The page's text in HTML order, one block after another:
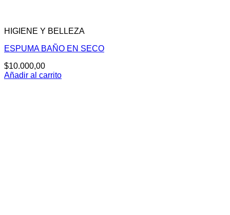
HIGIENE Y BELLEZA
ESPUMA BAÑO EN SECO
$10.000,00
Añadir al carrito